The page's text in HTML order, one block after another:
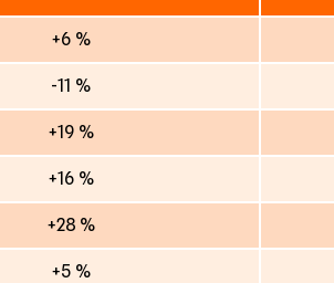
+6 %
-11 %
+19 %
+16 %
+28 %
+5 %